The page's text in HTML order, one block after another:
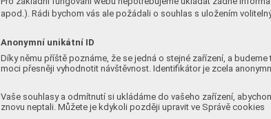
apod.). Rádi bychom vás ale požádali o souhlas s uložením
Anonymní unikátní ID
Díky němu příště poznáme, že se jedná o stejné zařízení, a budeme
moci přesněji vyhodnotit návštěvnost. Identifikátor je zcela
Vaše souhlasy a odmítnutí si ukládáme do vašeho zařízení,
znovu neptali. Můžete je kdykoli později upravit ve Správě cookies